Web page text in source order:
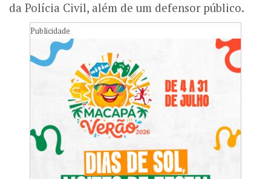
da Polícia Civil, além de um defensor público.
Publicidade